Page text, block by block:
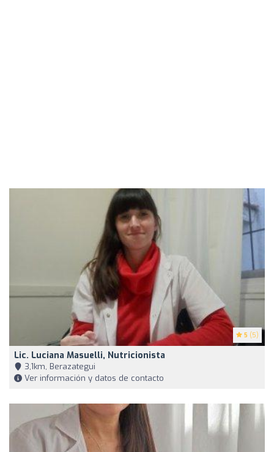
5 (5)
Lic. Luciana Masuelli, Nutricionista
3,1km, Berazategui
Ver información y datos de contacto